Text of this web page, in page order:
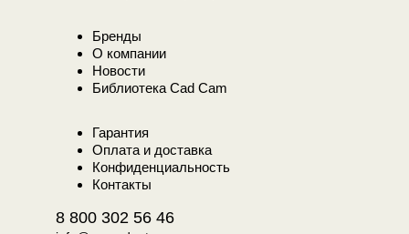
Бренды
О компании
Новости
Библиотека Cad Cam
Гарантия
Оплата и доставка
Конфиденциальность
Контакты
8 800 302 56 46